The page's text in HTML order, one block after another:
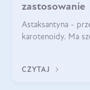
zastosowanie
Astaksantyna -
karotenoidy. Ma
CZYTAJ